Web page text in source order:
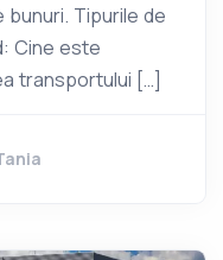
Tipurile de
Cine este
transportului […]